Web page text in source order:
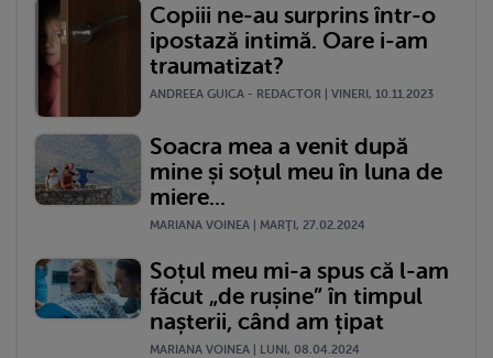
Copiii ne-au surprins într-o
ipostază intimă. Oare i-am
traumatizat?
ANDREEA GUICA - REDACTOR | VINERI, 10.11.2023
Soacra mea a venit după
mine și soțul meu în luna de
miere...
MARIANA VOINEA | MARŢI, 27.02.2024
Soțul meu mi-a spus că l-am
făcut „de rușine” în timpul
nașterii, când am țipat
MARIANA VOINEA | LUNI, 08.04.2024